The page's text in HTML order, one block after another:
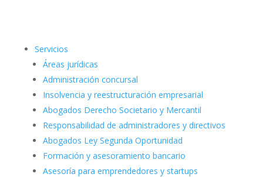
Servicios
Áreas jurídicas
Administración concursal
Insolvencia y reestructuración empresarial
Abogados Derecho Societario y Mercantil
Responsabilidad de administradores y directivos
Abogados Ley Segunda Oportunidad
Formación y asesoramiento bancario
Asesoría para emprendedores y startups